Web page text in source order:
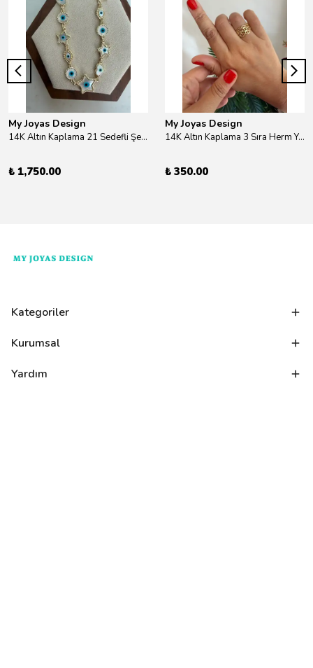
My Joyas Design
14K Altın Kaplama 21 Sedefli Şekiller Kolye 46cm
₺ 1,750.00
My Joyas Design
14K Altın Kaplama 3 Sıra Herm Yüzük Gold
₺ 350.00
Kategoriler
Kurumsal
Yardım